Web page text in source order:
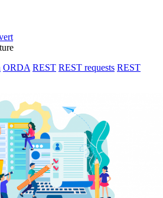
ORDA REST REST requests REST